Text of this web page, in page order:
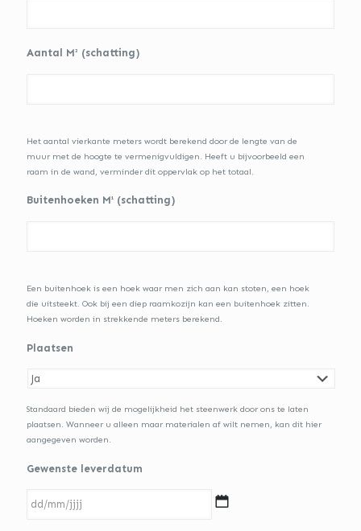
Aantal M² (schatting)
Het aantal vierkante meters wordt berekend door de lengte van de
muur met de hoogte te vermenigvuldigen. Heeft u bijvoorbeeld een
raam in de wand, verminder dit oppervlak op het totaal.
Buitenhoeken M¹ (schatting)
Een buitenhoek is een hoek waar men zich aan kan stoten, een hoek
die uitsteekt. Ook bij een diep raamkozijn kan een buitenhoek zitten.
Hoeken worden in strekkende meters berekend.
Plaatsen
Standaard bieden wij de mogelijkheid het steenwerk door ons te laten
plaatsen. Wanneer u alleen maar materialen af wilt nemen, kan dit hier
aangegeven worden.
Gewenste leverdatum